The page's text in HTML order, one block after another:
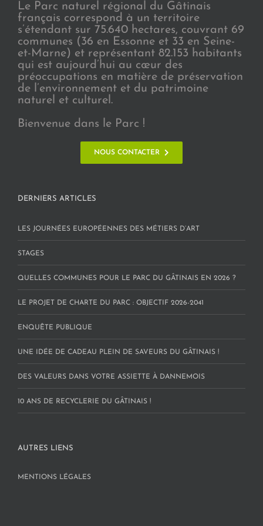
Le Parc naturel régional du Gâtinais
français correspond à un territoire
s’étendant sur 75.640 hectares, couvrant 69
communes (36 en Essonne et 33 en Seine-
et-Marne) et représentant 82.153 habitants
qui est aujourd’hui au cœur des
préoccupations en matière de préservation
de l’environnement et du patrimoine
naturel et culturel.
Bienvenue dans le Parc !
NOUS CONTACTER
DERNIERS ARTICLES
LES JOURNÉES EUROPÉENNES DES MÉTIERS D’ART
STAGES
QUELLES COMMUNES POUR LE PARC DU GÂTINAIS EN 2026 ?
LE PROJET DE CHARTE DU PARC : OBJECTIF 2026-2041
ENQUÊTE PUBLIQUE
UNE IDÉE DE CADEAU PLEIN DE SAVEURS DU GÂTINAIS !
DES VALEURS DANS VOTRE ASSIETTE À DANNEMOIS
10 ANS DE RECYCLERIE DU GÂTINAIS !
AUTRES LIENS
MENTIONS LÉGALES